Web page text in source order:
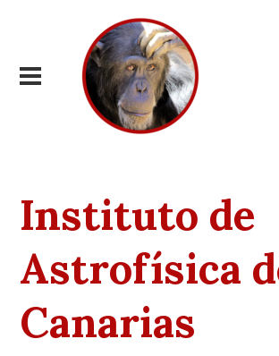
Instituto de
Astrofísica
Canarias